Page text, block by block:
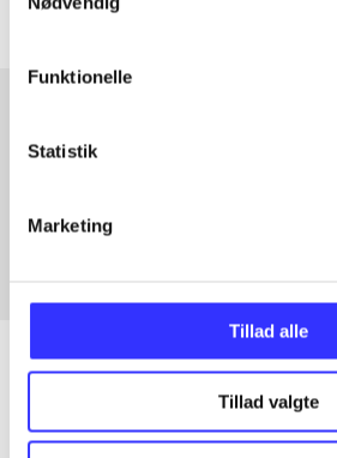
Funktionelle
Statistik
Marketing
Tillad alle
Tillad valgte
Artikler med samme emner
Artikler